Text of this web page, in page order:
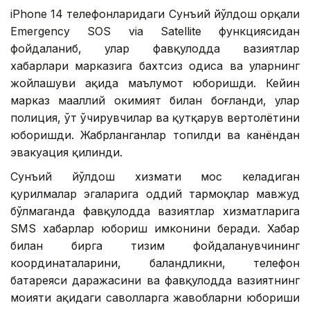
iPhone 14 телефонларидаги Сунъий йўлдош орқали
Emergency SOS via Satellite функциясидан
фойдаланиб, улар фавқулодда вазиятлар
хабарлари марказига бахтсиз ҳодиса ва уларнинг
жойлашуви ҳақида маълумот юборишди. Кейин
марказ маҳаллий ҳокимият билан боғланди, улар
полиция, ўт ўчирувчилар ва қутқарув вертолётини
юборишди. Жабрланганлар топилди ва канёндан
эвакуация қилинди.
Сунъий йўлдош хизмати мос келадиган
қурилмалар эгаларига оддий тармоқлар мавжуд
бўлмаганда фавқулодда вазиятлар хизматларига
SМS хабарлар юбориш имконини беради. Хабар
билан бирга тизим фойдаланувчининг
координаталарини, баландликни, телефон
батареяси даражасини ва фавқулодда вазиятнинг
моҳияти ҳақидаги саволларга жавобларни юбориши